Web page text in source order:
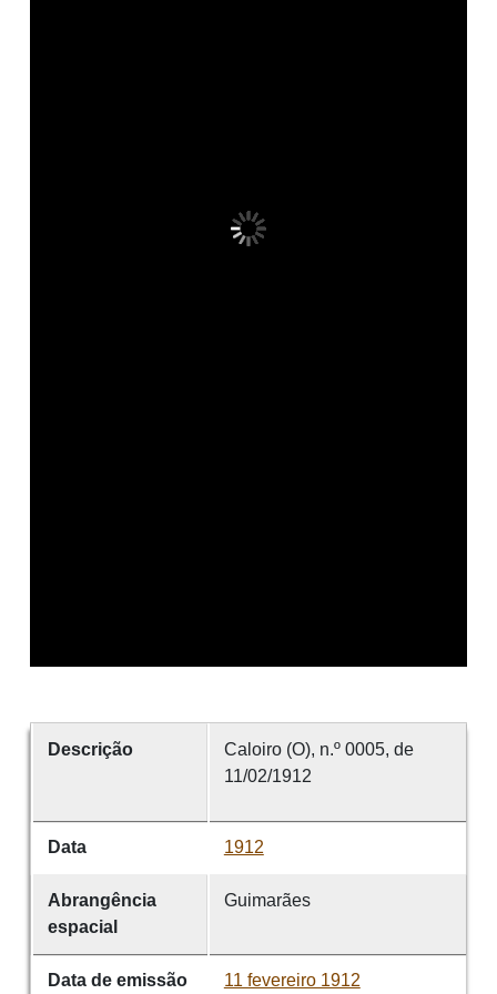
Descrição
Caloiro (O), n.º 0005, de
11/02/1912
Data 1912
Abrangência
espacial
Guimarães
Data de emissão 11 fevereiro 1912